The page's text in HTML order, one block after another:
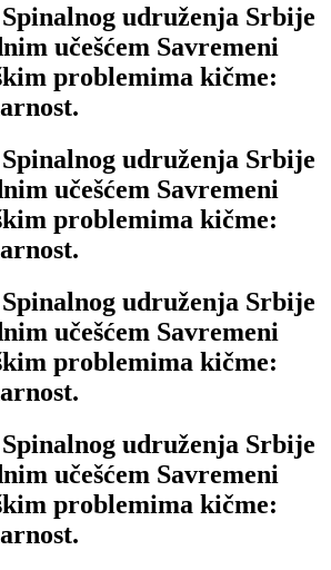
udruženja Srbije
učešćem Savremeni
problemima kičme:
udruženja Srbije
učešćem Savremeni
problemima kičme:
udruženja Srbije
učešćem Savremeni
problemima kičme:
udruženja Srbije
učešćem Savremeni
problemima kičme: